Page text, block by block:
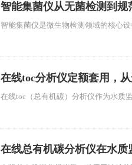
智能集菌仪从无菌检测到规
智能集菌仪是微生物检测领域的核心
在线toc分析仪定额套用，
在线toc（总有机碳）分析仪作为水质
在线总有机碳分析仪在水质